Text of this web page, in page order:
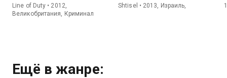
Line of Duty • 2012,
Великобритания, Криминал
Shtisel • 2013, Израиль,
Ещё в жанре: